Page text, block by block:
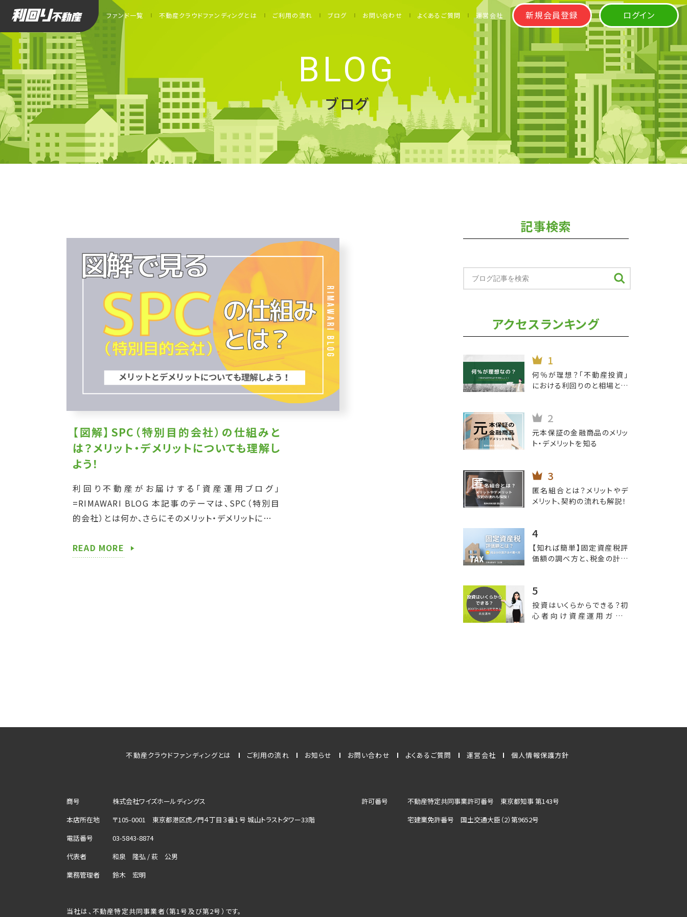
ファンド一覧 不動産クラウドファンディングとは ご利用の流れ ブログ お問い合わせ よくあるご質問 運営会社 新規会員登録 ログイン
BLOG
ブログ
【図解】SPC（特別目的会社）の仕組みと
は？メリット・デメリットについても理解し
よう！
利回り不動産がお届けする「資産運用ブログ」
=RIMAWARI BLOG 本記事のテーマは、SPC（特別目
的会社）とは何か、さらにそのメリット・デメリットについ
る「特別目的 […]
READ MORE
記事検索
アクセスランキング
何％が理想？「不動産投資」
における利回りのと相場と押
元本保証の金融商品のメリッ
ト・デメリットを知る
匿名組合とは？メリットやデ
メリット、契約の流れも解説！
【知れば簡単】固定資産税評
価額の調べ方と、税金の計算
投資はいくらからできる？初
心者向け資産運用ガイド
不動産クラウドファンディングとは ご利用の流れ お知らせ お問い合わせ よくあるご質問 運営会社 個人情報保護方針
商号
株式会社ワイズホールディングス
本店所在地
〒105-0001 東京都港区虎ノ門４丁目３番１号 城山トラストタワー33階
電話番号
03-5843-8874
代表者
和泉 隆弘 / 萩 公男
業務管理者
鈴木 宏明
許可番号
不動産特定共同事業許可番号 東京都知事 第143号
宅建業免許番号 国土交通大臣（2）第9652号
当社は、不動産特定共同事業者（第1号及び第2号）です。